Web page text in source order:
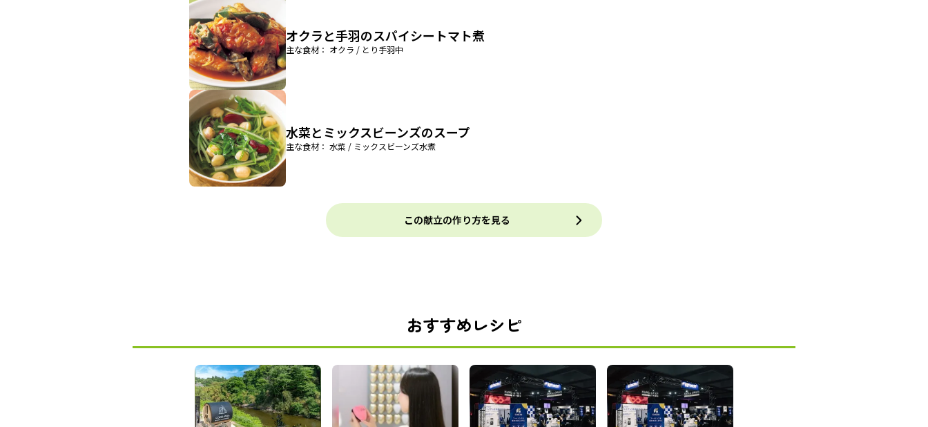
オクラと手羽のスパイシートマト煮
主な食材： オクラ / とり手羽中
水菜とミックスビーンズのスープ
主な食材： 水菜 / ミックスビーンズ水煮
この献立の作り方を見る
おすすめレシピ